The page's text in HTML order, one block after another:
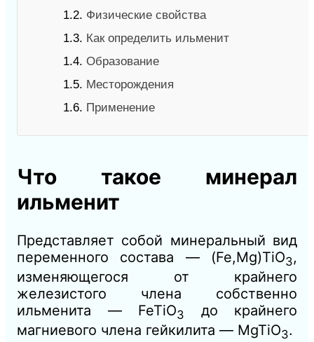
1.2. Физические свойства
1.3. Как определить ильменит
1.4. Образование
1.5. Месторождения
1.6. Применение
Что такое минерал
ильменит
Представляет собой минеральный вид
переменного состава — (Fe,Mg)TiO3,
изменяющегося от крайнего
железистого члена собственно
ильменита — FeTiO3
до крайнего
магниевого члена гейкилита — MgTiO3.